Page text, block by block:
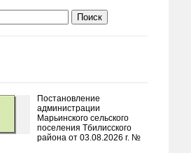
Постановление
администрации
Марьинского сельского
поселения Тбилисского
района от 03.08.2026 г. №